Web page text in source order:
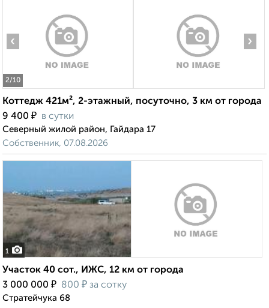
2/10
‹ ›
Коттедж 421м², 2-этажный, посуточно, 3 км от города
9 400 ₽ в сутки
Северный жилой район, Гайдара 17
Собственник, 07.08.2026
1
Участок 40 сот., ИЖС, 12 км от города
3 000 000 ₽ 800 ₽ за сотку
Стратейчука 68